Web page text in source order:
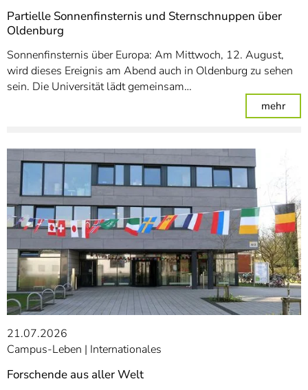
Partielle Sonnenfinsternis und Sternschnuppen über
Oldenburg
Sonnenfinsternis über Europa: Am Mittwoch, 12. August,
wird dieses Ereignis am Abend auch in Oldenburg zu sehen
sein. Die Universität lädt gemeinsam…
mehr:
21.07.2026
Campus-Leben
Internationales
Forschende aus aller Welt